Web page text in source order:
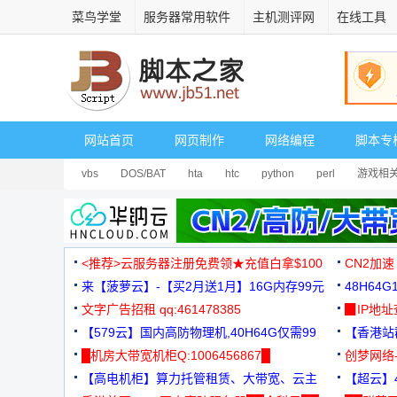
菜鸟学堂 服务器常用软件 主机测评网 在线工具
网站首页 网页制作 网络编程 脚本专
vbs DOS/BAT hta htc python perl 游戏相
<推荐>云服务器注册免费领★充值白拿$100
CN2加
来【菠萝云】-【买2月送1月】16G内存99元
3000+
文字广告招租 qq:461478385
▉IP地
【579云】国内高防物理机,40H64G仅需99
元
【香港
█机房大带宽机柜Q:1006456867█
创梦网
88元/月
【高电机柜】算力托管租赁、大带宽、云主
【超云